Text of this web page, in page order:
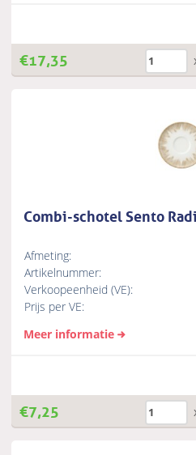
€17,35
Combi-schotel Sento
Afmeting:
Artikelnummer:
Verkoopeenheid (VE):
Prijs per VE:
Meer informatie
€7,25